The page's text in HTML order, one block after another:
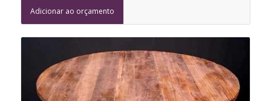
Adicionar ao orçamento